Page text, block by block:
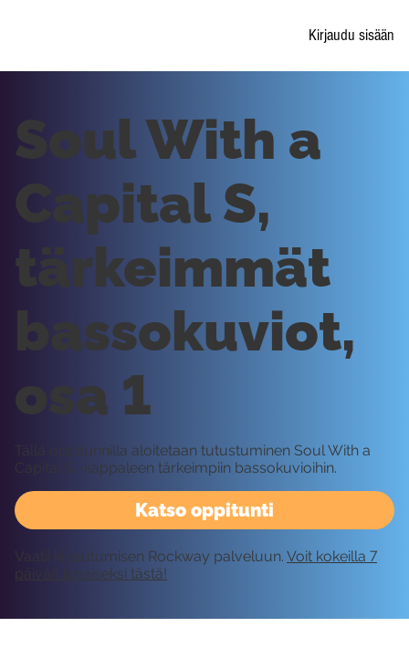
Kirjaudu sisään
Katso oppitunti
Soul With a
Capital S,
tärkeimmät
bassokuviot,
osa 1
Tällä oppitunnilla aloitetaan tutustuminen Soul With a
Capital S -kappaleen tärkeimpiin bassokuvioihin.
Vaatii kirjautumisen Rockway palveluun. Voit kokeilla 7
päivää ilmaiseksi tästä!